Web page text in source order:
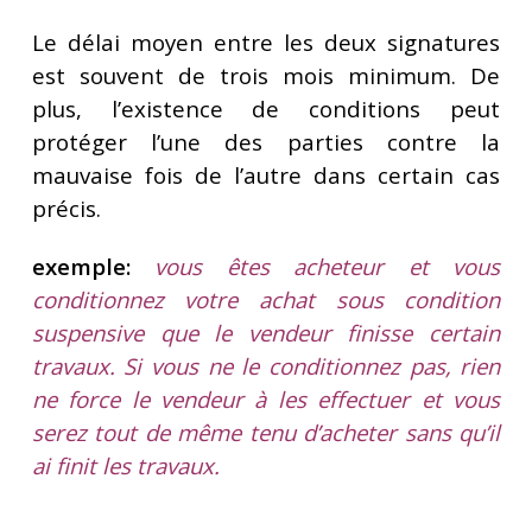
Le délai moyen entre les deux signatures
est souvent de trois mois minimum. De
plus, l’existence de conditions peut
protéger l’une des parties contre la
mauvaise fois de l’autre dans certain cas
précis.
exemple:
vous êtes acheteur et vous
conditionnez votre achat sous condition
suspensive que le vendeur finisse certain
travaux. Si vous ne le conditionnez pas, rien
ne force le vendeur à les effectuer et vous
serez tout de même tenu d’acheter sans qu’il
ai finit les travaux.